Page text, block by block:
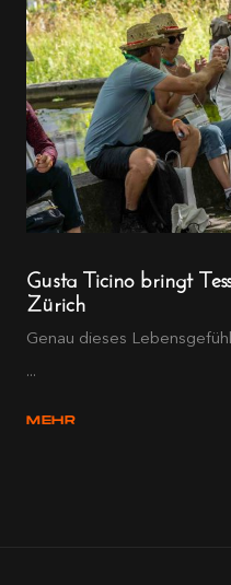
Gusta Ticino bringt
Zürich
Genau dieses
...
MEHR